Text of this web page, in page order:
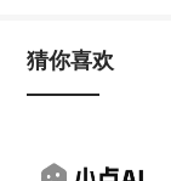
猜你喜欢